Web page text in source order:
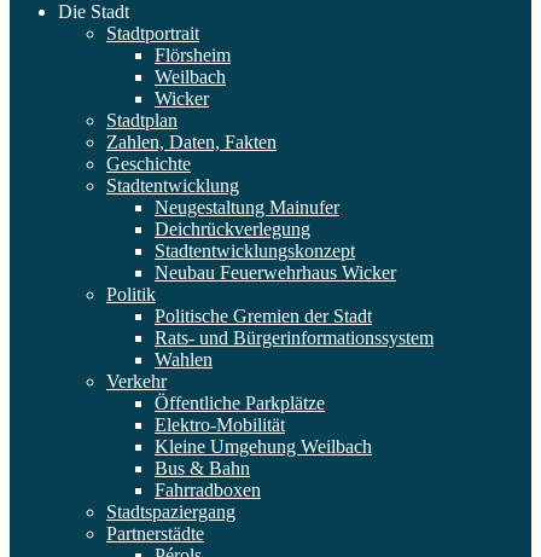
Die Stadt
Stadtportrait
Flörsheim
Weilbach
Wicker
Stadtplan
Zahlen, Daten, Fakten
Geschichte
Stadtentwicklung
Neugestaltung Mainufer
Deichrückverlegung
Stadtentwicklungskonzept
Neubau Feuerwehrhaus Wicker
Politik
Politische Gremien der Stadt
Rats- und Bürgerinformationssystem
Wahlen
Verkehr
Öffentliche Parkplätze
Elektro-Mobilität
Kleine Umgehung Weilbach
Bus & Bahn
Fahrradboxen
Stadtspaziergang
Partnerstädte